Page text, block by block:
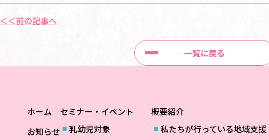
＜＜前の記事へ
一覧に戻る
ホーム
お知らせ
セミナー・イベント
乳幼児対象
概要紹介
私たちが行っている地域支援